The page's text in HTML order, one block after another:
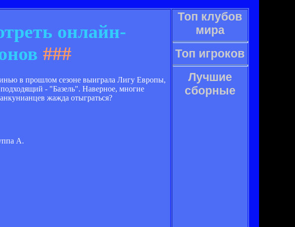
онлайн-
###
в прошлом сезоне выиграла Лигу Европы,
- "Базель". Наверное, многие
жажда отыграться?
A.
Топ клубов
мира
Топ игроков
Лучшие
сборные